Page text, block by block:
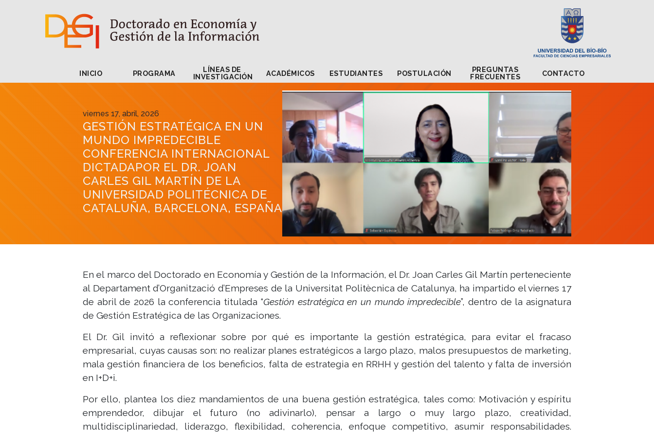
INICIO PROGRAMA
LÍNEAS DE
INVESTIGACIÓN
ACADÉMICOS ESTUDIANTES POSTULACIÓN
PREGUNTAS
FRECUENTES
CONTACTO
INICIO PROGRAMA
LÍNEAS DE
INVESTIGACIÓN
CONTACTO
viernes 17, abril, 2026
GESTIÓN ESTRATÉGICA EN UN
MUNDO IMPREDECIBLE
CONFERENCIA INTERNACIONAL
DICTADAPOR EL DR. JOAN
CARLES GIL MARTÍN DE LA
UNIVERSIDAD POLITÉCNICA DE
CATALUÑA, BARCELONA, ESPAÑA
En el marco del Doctorado en Economía y Gestión de la Información, el Dr. Joan Carles Gil Martín perteneciente
al Departament d’Organització d’Empreses de la Universitat Politècnica de Catalunya, ha impartido el viernes 17
de abril de 2026 la conferencia titulada “Gestión estratégica en un mundo impredecible”, dentro de la asignatura
de Gestión Estratégica de las Organizaciones.
El Dr. Gil invitó a reflexionar sobre por qué es importante la gestión estratégica, para evitar el fracaso
empresarial, cuyas causas son: no realizar planes estratégicos a largo plazo, malos presupuestos de marketing,
mala gestión financiera de los beneficios, falta de estrategia en RRHH y gestión del talento y falta de inversión
en I+D+i.
Por ello, plantea los diez mandamientos de una buena gestión estratégica, tales como: Motivación y espíritu
emprendedor, dibujar el futuro (no adivinarlo), pensar a largo o muy largo plazo, creatividad,
multidisciplinariedad, liderazgo, flexibilidad, coherencia, enfoque competitivo, asumir responsabilidades.